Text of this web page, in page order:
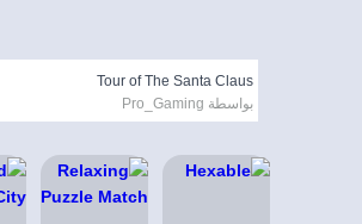
Tour of The Santa Claus
بواسطة Pro_Gaming